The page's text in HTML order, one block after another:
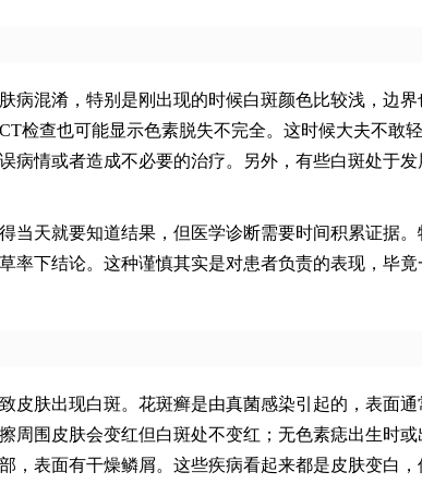
病混淆，特别是刚出现的时候白斑颜色比较浅，边
检查也可能显示色素脱失不完全。这时候大夫不敢
病情或者造成不必要的治疗。另外，有些白斑处于发
当天就要知道结果，但医学诊断需要时间积累证据
率下结论。这种谨慎其实是对患者负责的表现，毕
皮肤出现白斑。花斑癣是由真菌感染引起的，表面
周围皮肤会变红但白斑处不变红；无色素痣出生时
，表面有干燥鳞屑。这些疾病看起来都是皮肤变白